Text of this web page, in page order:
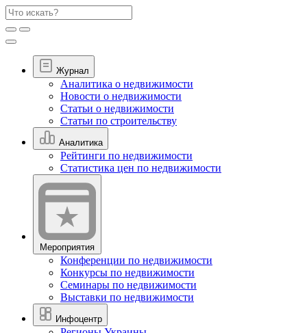
Журнал
Аналитика о недвижимости
Новости о недвижимости
Статьи о недвижимости
Статьи по строительству
Аналитика
Рейтинги по недвижимости
Статистика цен по недвижимости
Мероприятия
Конференции по недвижимости
Конкурсы по недвижимости
Семинары по недвижимости
Выставки по недвижимости
Инфоцентр